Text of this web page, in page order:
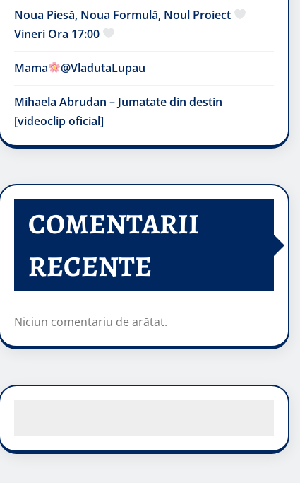
Noua Piesă, Noua Formulă, Noul Proiect
Vineri Ora 17:00
Mama @VladutaLupau
Mihaela Abrudan – Jumatate din destin
[videoclip oficial]
COMENTARII
RECENTE
Niciun comentariu de arătat.